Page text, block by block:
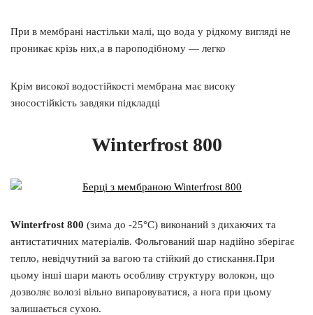
При в мембрані настільки малі, що вода у рідкому вигляді не
проникає крізь них,а в пароподібному — легко
Крім високої водостійкості мембрана має високу
зносостійкість завдяки підкладці
Winterfrost 800
Winterfrost 800 (зима до -25°C) виконаний з дихаючих та
антистатичних матеріалів. Фольгований шар надійно зберігає
тепло, невідчутний за вагою та стійкий до стискання.При
цьому інші шари мають особливу структуру волокон, що
дозволяє волозі вільно випаровуватися, а нога при цьому
залишається сухою.